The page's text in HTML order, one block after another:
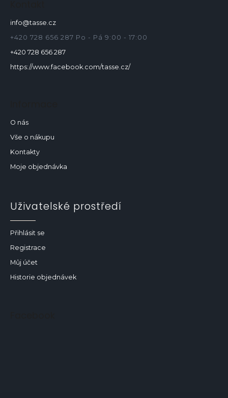
info@tasse.cz
+420 728 656 287 Po - Pá 9:00 - 17:00
+420 728 656 287
https://www.facebook.com/tasse.cz/
O nás
Vše o nákupu
Kontakty
Moje objednávka
Uživatelské prostředí
Přihlásit se
Registrace
Můj účet
Historie objednávek